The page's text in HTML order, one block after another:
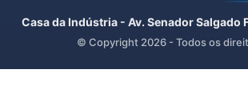
Casa da Indústria - Av. Senador
© Copyright 2026 - Todos os